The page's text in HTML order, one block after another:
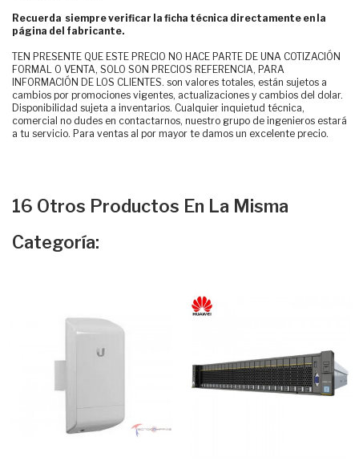
Recuerda siempre verificar la ficha técnica directamente en la
página del fabricante.
TEN PRESENTE QUE ESTE PRECIO NO HACE PARTE DE UNA COTIZACIÓN
FORMAL O VENTA, SOLO SON PRECIOS REFERENCIA, PARA
INFORMACIÓN DE LOS CLIENTES. son valores totales, están sujetos a
cambios por promociones vigentes, actualizaciones y cambios del dolar.
Disponibilidad sujeta a inventarios. Cualquier inquietud técnica,
comercial no dudes en contactarnos, nuestro grupo de ingenieros estará
a tu servicio. Para ventas al por mayor te damos un excelente precio.
16 Otros Productos En La Misma
Categoría: